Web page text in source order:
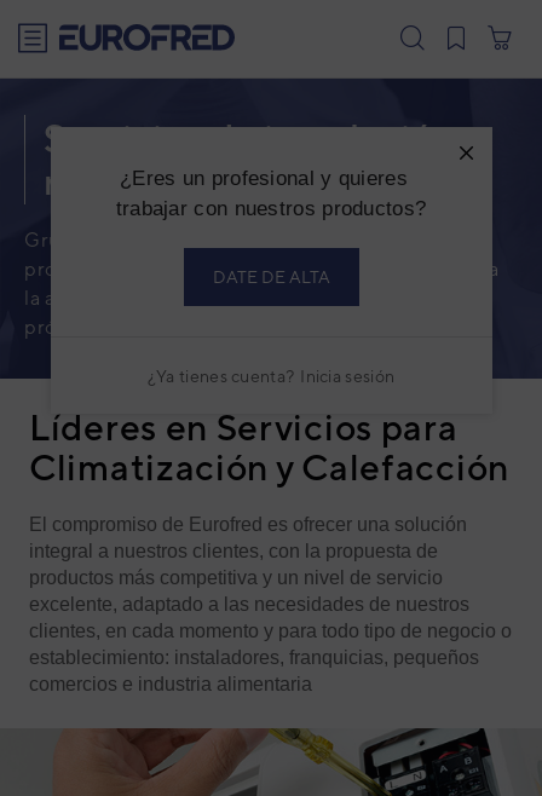
¿Eres un profesional y quieres
trabajar con nuestros productos?
DATE DE ALTA
¿Ya tienes cuenta? Inicia sesión
Servicios de instalación y
reparación
Grupo Eurofred siempre comprometido con el
profesional y atendiendo a sus necesidades enfoca
la atención al cliente a un modelo más cercano,
próximo, ágil y fiable.
Líderes en Servicios para
Climatización y Calefacción
El compromiso de Eurofred es ofrecer una solución
integral a nuestros clientes, con la propuesta de
productos más competitiva y un nivel de servicio
excelente, adaptado a las necesidades de nuestros
clientes, en cada momento y para todo tipo de negocio o
establecimiento: instaladores, franquicias, pequeños
comercios e industria alimentaria